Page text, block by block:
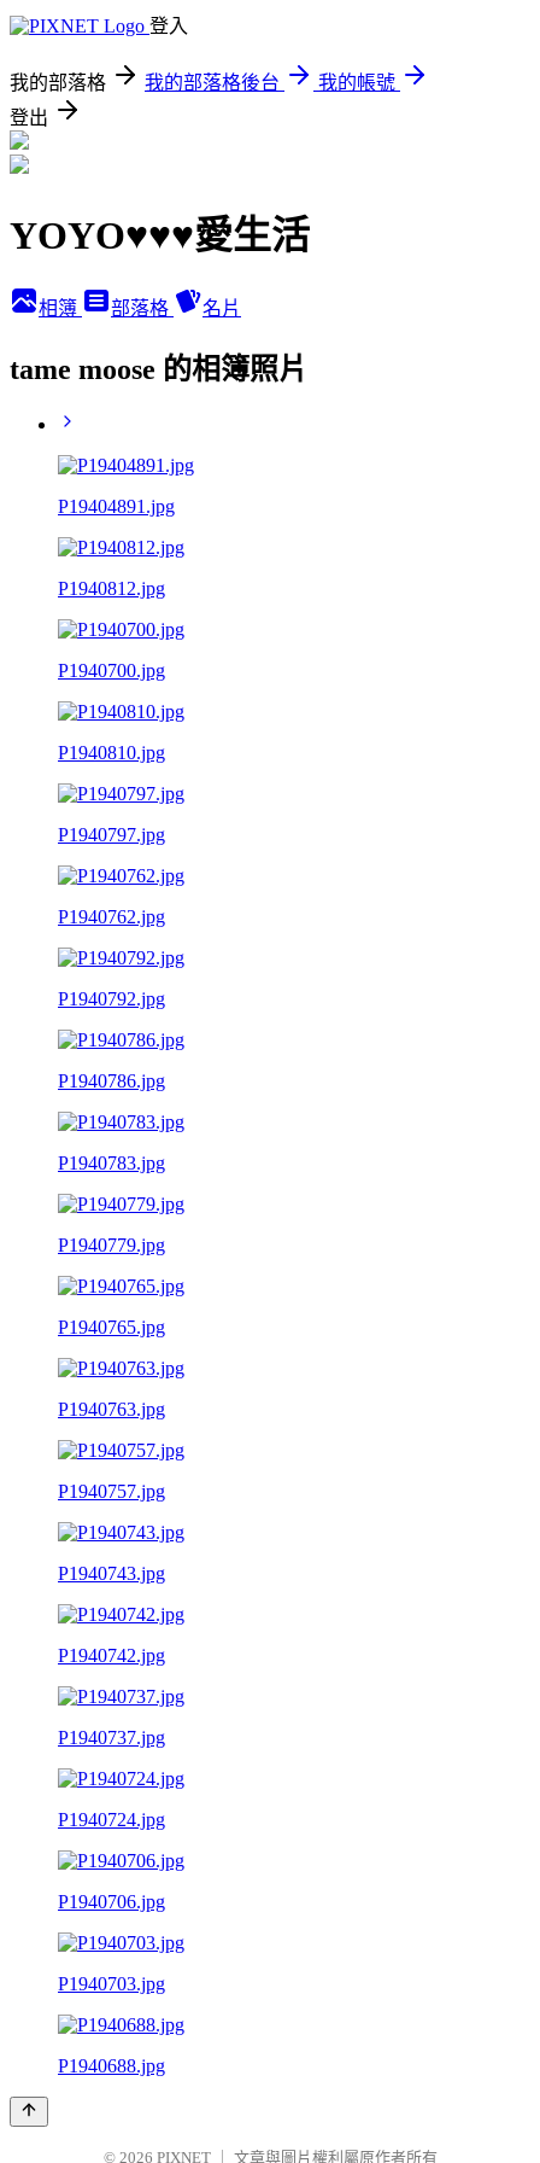
登入
我的部落格 我的部落格後台
我的帳號
登出
YOYO♥♥♥愛生活
相簿 部落格 名片
tame moose 的相簿照片
P19404891.jpg
P1940812.jpg
P1940700.jpg
P1940810.jpg
P1940797.jpg
P1940762.jpg
P1940792.jpg
P1940786.jpg
P1940783.jpg
P1940779.jpg
P1940765.jpg
P1940763.jpg
P1940757.jpg
P1940743.jpg
P1940742.jpg
P1940737.jpg
P1940724.jpg
P1940706.jpg
P1940703.jpg
P1940688.jpg
© 2026 PIXNET 文章與圖片權利屬原作者所有